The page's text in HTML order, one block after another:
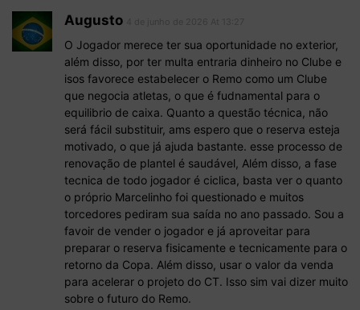
Augusto
O Jogador merece ter sua oportunidade no exterior,
além disso, por ter multa entraria dinheiro no Clube e
isos favorece estabelecer o Remo como um Clube
que negocia atletas, o que é fudnamental para o
equilibrio de caixa. Quanto a questão técnica, não
será fácil substituir, ams espero que o reserva esteja
motivado, o que já ajuda bastante. esse processo de
renovação de plantel é saudável, Além disso, a fase
tecnica de todo jogador é ciclica, basta ver o quanto
o próprio Marcelinho foi questionado e muitos
torcedores pediram sua saída no ano passado. Sou a
favoir de vender o jogador e já aproveitar para
preparar o reserva fisicamente e tecnicamente para o
retorno da Copa. Além disso, usar o valor da venda
para acelerar o projeto do CT. Isso sim vai dizer muito
sobre o futuro do Remo.